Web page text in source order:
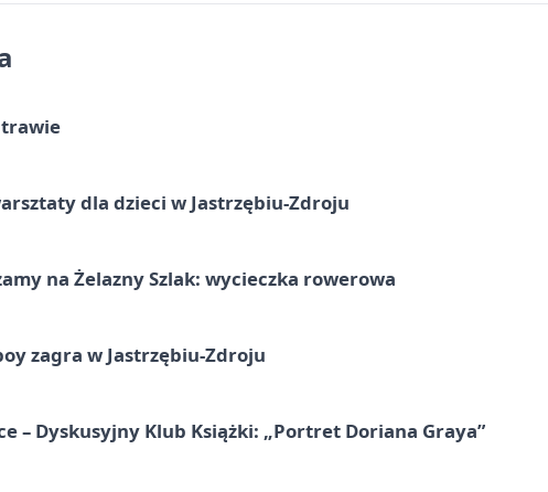
dla dzieci w Jastrzębiu-Zdroju
na Żelazny Szlak: wycieczka rowerowa
zagra w Jastrzębiu-Zdroju
– Dyskusyjny Klub Książki: „Portret Doriana Graya”